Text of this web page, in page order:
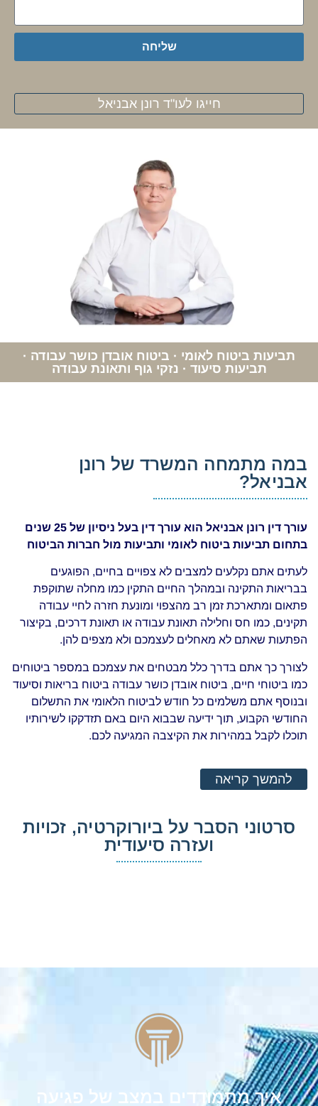
שליחה
חייגו לעו"ד רונן אבניאל
תביעות ביטוח לאומי · ביטוח אובדן כושר עבודה ·
תביעות סיעוד · נזקי גוף ותאונת עבודה
במה מתמחה המשרד של רונן
אבניאל?
עורך דין רונן אבניאל הוא עורך דין בעל ניסיון של 25 שנים
בתחום תביעות ביטוח לאומי ותביעות מול חברות הביטוח
לעתים אתם נקלעים למצבים לא צפויים בחיים, הפוגעים
בבריאות התקינה ובמהלך החיים התקין כמו מחלה שתוקפת
פתאום ומתארכת זמן רב מהצפוי ומונעת חזרה לחיי עבודה
תקינים, כמו חס וחלילה תאונת עבודה או תאונת דרכים, בקיצור
הפתעות שאתם לא מאחלים לעצמכם ולא מצפים להן.
לצורך כך אתם בדרך כלל מבטחים את עצמכם במספר ביטוחים
כמו ביטוחי חיים, ביטוח אובדן כושר עבודה ביטוח בריאות וסיעוד
ובנוסף אתם משלמים כל חודש לביטוח הלאומי את התשלום
החודשי הקבוע, תוך ידיעה שבבוא היום באם תזדקקו לשירותיו
תוכלו לקבל במהירות את הקיצבה המגיעה לכם.
להמשך קריאה
סרטוני הסבר על ביורוקרטיה, זכויות
ועזרה סיעודית
איך מתמודדים במצב של פגיעה